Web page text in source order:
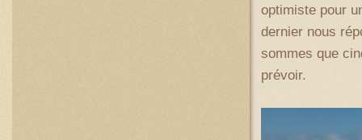
optimiste pour
dernier nous
sommes que
prévoir.